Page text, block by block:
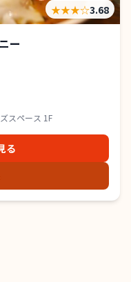
★★★☆3.68
ー
スペース 1F
る